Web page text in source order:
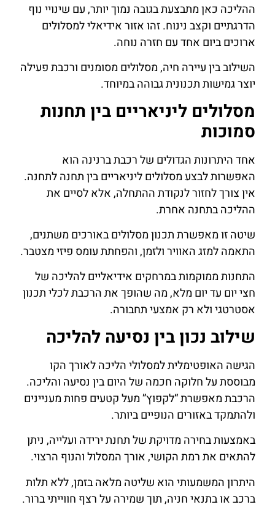
ההליכה כאן מתבצעת בגובה נמוך יותר, עם שינויי נוף
הדרגתיים וקצב נינוח. זהו אזור אידיאלי למסלולים
ארוכים ביום אחד עם חזרה נוחה.
השילוב בין עיירה חיה, מסלולים מסומנים ורכבת פעילה
יוצר גמישות תכנונית גבוהה במיוחד.
מסלולים ליניאריים בין תחנות
סמוכות
אחד היתרונות הגדולים של רכבת ברנינה הוא
האפשרות לבצע מסלולים ליניאריים בין תחנה לתחנה.
אין צורך לחזור לנקודת ההתחלה, אלא לסיים את
ההליכה בתחנה אחרת.
שיטה זו מאפשרת תכנון מסלולים באורכים משתנים,
התאמה למזג האוויר ולזמן, והפחתת עומס פיזי מצטבר.
התחנות ממוקמות במרחקים אידיאליים להליכה של
חצי יום עד יום מלא, מה שהופך את הרכבת לכלי תכנון
אסטרטגי ולא רק אמצעי תחבורה.
שילוב נכון בין נסיעה להליכה
הגישה האופטימלית למסלולי הליכה לאורך הקו
מבוססת על חלוקה חכמה של היום בין נסיעה והליכה.
הרכבת מאפשרת “לקפוץ” מעל קטעים פחות מעניינים
ולהתמקד באזורים הנופיים ביותר.
באמצעות בחירה מדויקת של תחנת ירידה ועלייה, ניתן
להתאים את רמת הקושי, אורך המסלול והנוף הרצוי.
היתרון המשמעותי הוא שליטה מלאה בזמן, ללא תלות
ברכב או בתנאי חניה, תוך שמירה על רצף חווייתי ברור.